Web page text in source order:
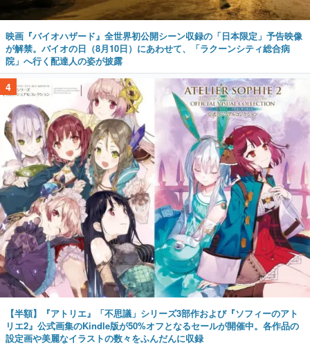
映画『バイオハザード』全世界初公開シーン収録の「日本限定」予告映像
が解禁。バイオの日（8月10日）にあわせて、「ラクーンシティ総合病
院」へ行く配達人の姿が披露
4
【半額】『アトリエ』「不思議」シリーズ3部作および『ソフィーのアト
リエ2』公式画集のKindle版が50%オフとなるセールが開催中。各作品の
設定画や美麗なイラストの数々をふんだんに収録